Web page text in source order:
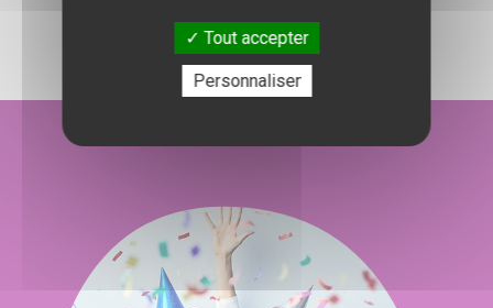
Tout accepter
Personnaliser